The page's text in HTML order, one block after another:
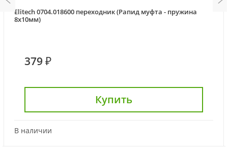
Elitech 0704.018600 переходник (Рапид муфта - пружина
8x10мм)
379 ₽
Купить
В наличии